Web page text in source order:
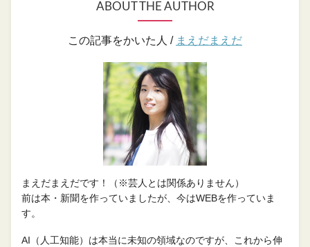
ABOUT THE AUTHOR
この記事をかいた人 / まえだまえだ
まえだまえだです！（※芸人とは関係ありません）
前は本・新聞を作っていましたが、今はWEBを作っていま
す。
AI（人工知能）は本当に未知の領域なのですが、これから伸